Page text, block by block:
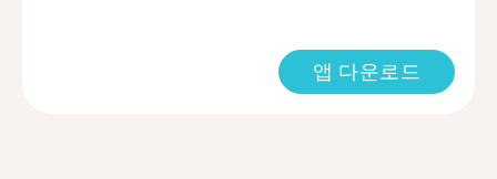
앱 다운로드